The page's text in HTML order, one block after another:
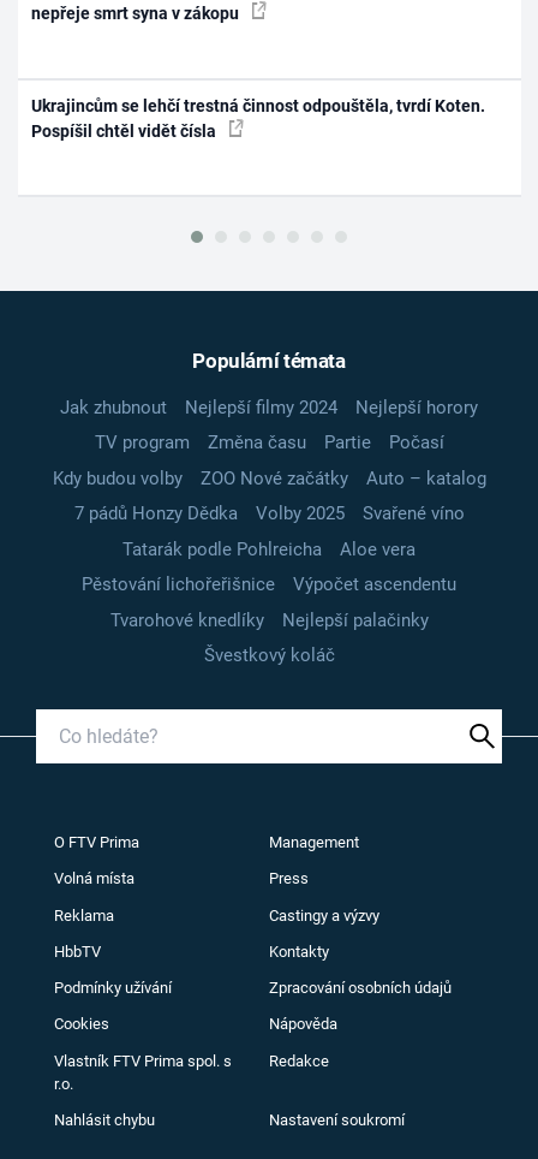
nepřeje smrt syna v zákopu
Ukrajincům se lehčí trestná činnost odpouštěla, tvrdí Koten.
Pospíšil chtěl vidět čísla
Populární témata
Jak zhubnout Nejlepší filmy 2024
Nejlepší horory
TV program
Změna času Partie
Počasí
Kdy budou volby
ZOO Nové začátky
Auto – katalog
7 pádů Honzy Dědka
Volby 2025
Svařené víno
Tatarák podle Pohlreicha
Aloe vera
Pěstování lichořeřišnice
Výpočet ascendentu
Tvarohové knedlíky
Nejlepší palačinky
Švestkový koláč
O FTV Prima Management
Volná místa Press
Reklama Castingy a výzvy
HbbTV Kontakty
Podmínky užívání Zpracování osobních údajů
Cookies Nápověda
Vlastník FTV Prima spol. s
r.o.
Redakce
Nahlásit chybu Nastavení soukromí